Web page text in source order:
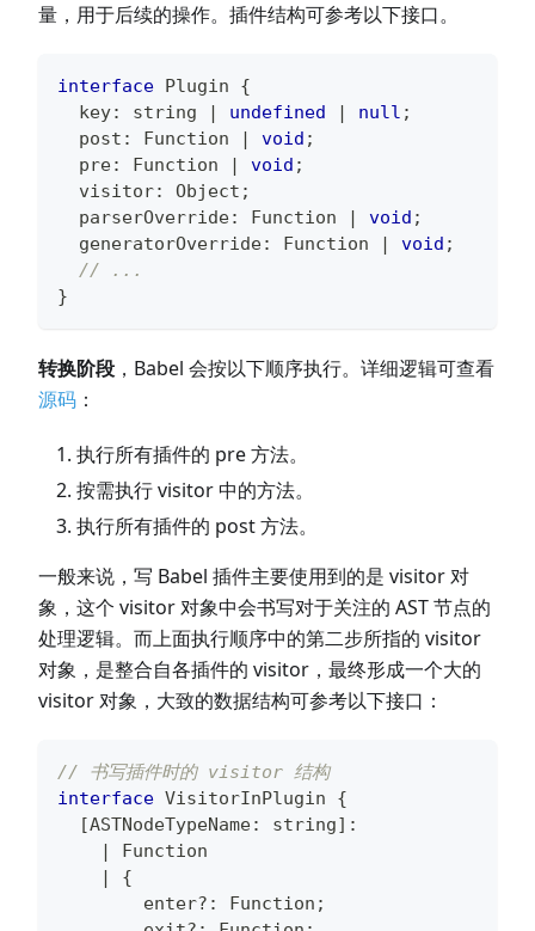
量，用于后续的操作。插件结构可参考以下接口。
interface Plugin
{
  key
: string undefined null ;
  post
: Function void ;
  pre
: Function void ;
  visitor
: Object ;
  parserOverride
: Function void ;
  generatorOverride
: Function void ;
// ...
}
转换阶段 ，Babel 会按以下顺序执行。详细逻辑可查看
源码 ：
执行所有插件的 pre 方法。
按需执行 visitor 中的方法。
执行所有插件的 post 方法。
一般来说，写 Babel 插件主要使用到的是 visitor 对
象，这个 visitor 对象中会书写对于关注的 AST 节点的
处理逻辑。而上面执行顺序中的第二步所指的 visitor
对象，是整合自各插件的 visitor，最终形成一个大的
visitor 对象，大致的数据结构可参考以下接口：
// 书写插件时的 visitor 结构
interface VisitorInPlugin
{
[ASTNodeTypeName: string] :
Function
{
        enter
? : Function ;